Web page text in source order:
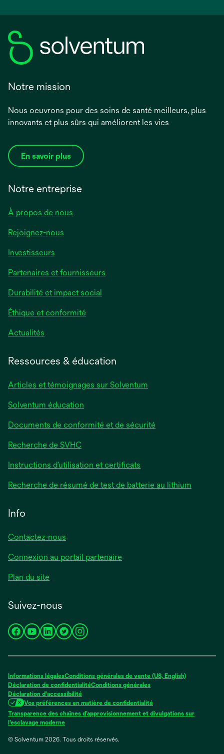
Notre mission
Nous oeuvrons pour des soins de santé meilleurs, plus
innovants et plus sûrs qui améliorent les vies
En savoir plus
Notre entreprise
À propos de nous
Rejoignez-nous
Investisseurs
Partenaires et fournisseurs
Durabilité et impact social
Éthique et conformité
Actualités
Ressources & éducation
Articles et témoignages sur Solventum
Solventum éducation
Documents de conformité et de sécurité
Recherche de SVHC
Instructions d’utilisation et certificats
Recherche de résumé de test de batterie au lithium
Info
Contactez-nous
Connexion au portail partenaire
Plan du site
Suivez-nous
s’ouvre
nouvel
onglet
s’ouvre
nouvel
onglet
s’ouvre
nouvel
onglet
s’ouvre
nouvel
onglet
s’ouvre
nouvel
onglet
Informations légalesConditions générales de vente (US, English)
Déclaration de confidentialitéConditions générales
Déclaration d'accessibilité
Vos préférences en matière de confidentialité
Transparence des chaînes d’approvisionnement et divulgations sur
l’esclavage modernes’ouvre
un
© Solventum 2026. Tous droits réservés.